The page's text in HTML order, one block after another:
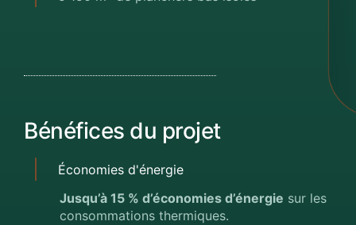
Bénéfices du projet
Économies d'énergie
Jusqu’à 15 % d’économies d’énergie sur les
consommations thermiques.